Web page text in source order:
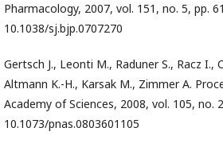
Pharmacology, 2007, vol. 151, no. 5, pp.
10.1038/sj.bjp.0707270
Gertsch J., Leonti M., Raduner S., Racz I.,
Altmann K.-H., Karsak M., Zimmer A.
Academy of Sciences, 2008, vol. 105, no.
10.1073/pnas.0803601105